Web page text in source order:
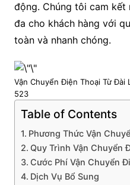
động. Chúng tôi cam kết
đa cho khách hàng với
toàn và nhanh chóng.
Vận Chuyển Điện Thoại Từ Đài
523
Table of Contents
Phương Thức Vận
Quy Trình Vận Chuyển
Cước Phí Vận Chuyển
Dịch Vụ Bổ Sung